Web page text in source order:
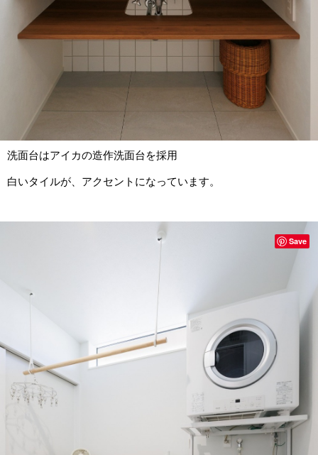
洗面台はアイカの造作洗面台を採用
白いタイルが、アクセントになっています。
Save